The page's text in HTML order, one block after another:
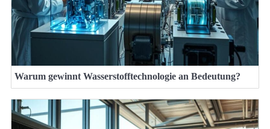
Warum gewinnt Wasserstofftechnologie an Bedeutung?